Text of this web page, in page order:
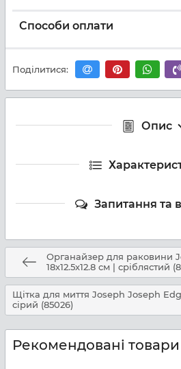
Способи оплати
Поділитися:
Опис
Запитання та
Органайзер для раковини
18х12.5х12.8 см | сріблястий
Щітка для миття Joseph Joseph
сірий (85026)
Рекомендовані товари